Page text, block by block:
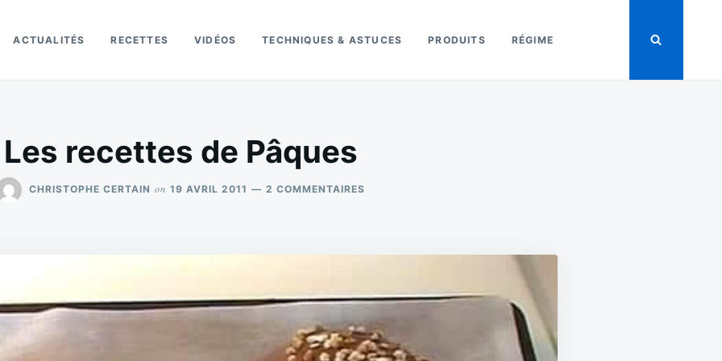
ACTUALITÉS RECETTES VIDÉOS TECHNIQUES & ASTUCES PRODUITS RÉGIME
Les recettes de Pâques
CHRISTOPHE CERTAIN on 19 AVRIL 2011 2 COMMENTAIRES